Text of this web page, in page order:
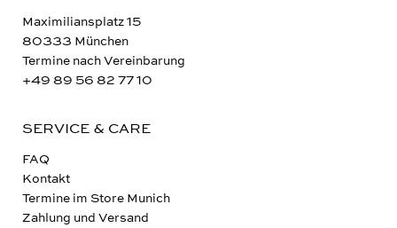
Maximiliansplatz 15
80333 München
Termine nach Vereinbarung
+49 89 56 82 77 10
SERVICE & CARE
FAQ
Kontakt
Termine im Store Munich
Zahlung und Versand